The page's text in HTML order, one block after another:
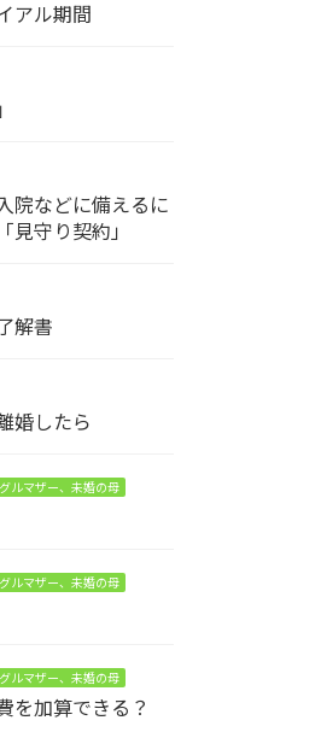
アル期間
院などに備えるに
見守り契約」
解書
婚したら
ルマザー、未婚の母
ルマザー、未婚の母
ルマザー、未婚の母
を加算できる？